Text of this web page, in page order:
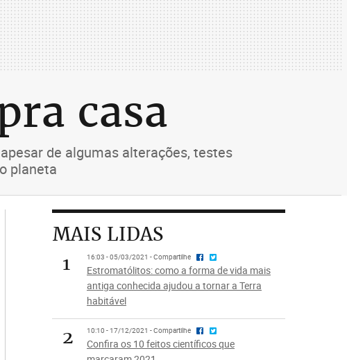
casa
de algumas alterações, testes
planeta
MAIS LIDAS
1
16:03 - 05/03/2021 - Compartilhe
Estromatólitos: como a forma de vida mais
antiga conhecida ajudou a tornar a Terra
habitável
2 10:10 - 17/12/2021 - Compartilhe
Confira os 10 feitos científicos que